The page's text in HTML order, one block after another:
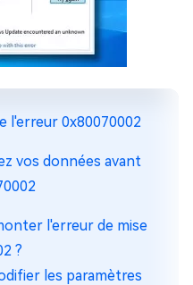
l'erreur 0x80070002
vos données avant
l'erreur de mise
?
les paramètres